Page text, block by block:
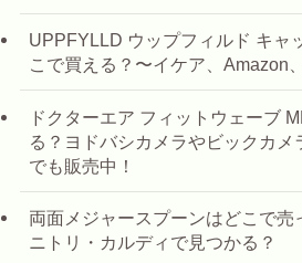
UPPFYLLD ウップフィルド キャ
こで買える？〜イケア、Amazon
ドクターエア フィットウェーブ
る？ヨドバシカメラやビックカメ
でも販売中！
両面メジャースプーンはどこで売
ニトリ・カルディで見つかる？